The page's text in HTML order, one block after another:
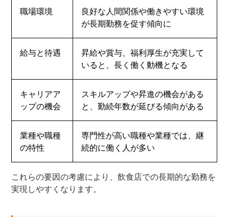
職場環境
良好な人間関係や働きやすい環境
が長期勤務を促す傾向に
給与と待遇
昇給や賞与、福利厚生が充実して
いると、長く働く動機となる
キャリアア
ップの機会
スキルアップや昇進の機会がある
と、勤続年数が延びる傾向がある
業種や職種
の特性
専門性が高い職種や業種では、継
続的に働く人が多い
これらの要因の考慮により、飲食店での長期的な勤務を
実現しやすくなります。